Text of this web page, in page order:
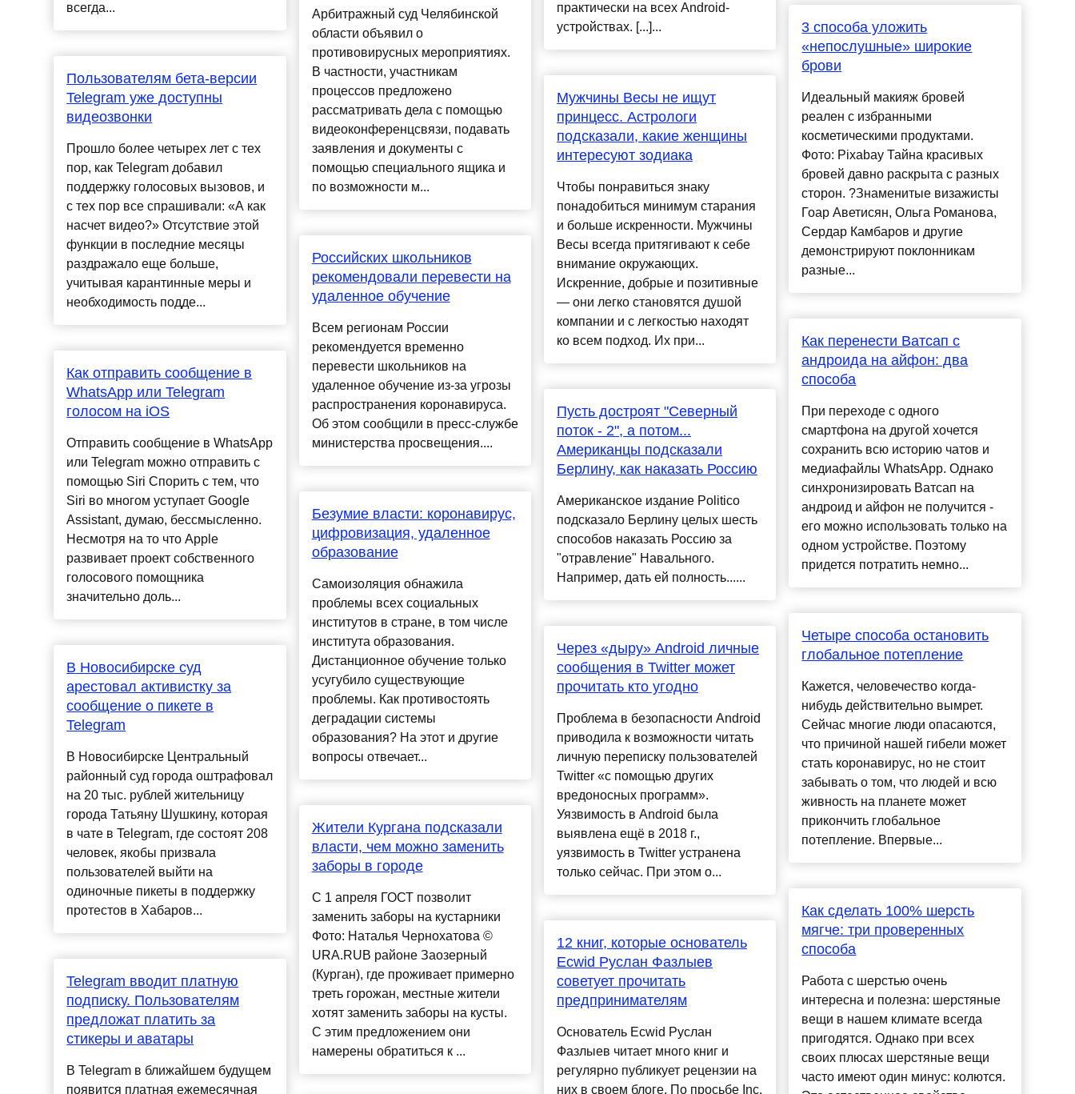
всегда...
Пользователям бета-версии
Telegram уже доступны
видеозвонки
Прошло более четырех лет с тех
пор, как Telegram добавил
поддержку голосовых вызовов, и
с тех пор все спрашивали: «А как
насчет видео?» Отсутствие этой
функции в последние месяцы
раздражало еще больше,
учитывая карантинные меры и
необходимость подде...
Как отправить сообщение в
WhatsApp или Telegram
голосом на iOS
Отправить сообщение в WhatsApp
или Telegram можно отправить с
помощью Siri Спорить с тем, что
Siri во многом уступает Google
Assistant, думаю, бессмысленно.
Несмотря на то что Apple
развивает проект собственного
голосового помощника
значительно доль...
В Новосибирске суд
арестовал активистку за
сообщение о пикете в
Telegram
В Новосибирске Центральный
районный суд города оштрафовал
на 20 тыс. рублей жительницу
города Татьяну Шушкину, которая
в чате в Telegram, где состоят 208
человек, якобы призвала
пользователей выйти на
одиночные пикеты в поддержку
протестов в Хабаров...
Telegram вводит платную
подписку. Пользователям
предложат платить за
стикеры и аватары
В Telegram в ближайшем будущем
появится платная ежемесячная
Арбитражный суд Челябинской
области объявил о
противовирусных мероприятиях.
В частности, участникам
процессов предложено
рассматривать дела с помощью
видеоконференцсвязи, подавать
заявления и документы с
помощью специального ящика и
по возможности м...
Российских школьников
рекомендовали перевести на
удаленное обучение
Всем регионам России
рекомендуется временно
перевести школьников на
удаленное обучение из-за угрозы
распространения коронавируса.
Об этом сообщили в пресс-службе
министерства просвещения....
Безумие власти: коронавирус,
цифровизация, удаленное
образование
Самоизоляция обнажила
проблемы всех социальных
институтов в стране, в том числе
института образования.
Дистанционное обучение только
усугубило существующие
проблемы. Как противостоять
деградации системы
образования? На этот и другие
вопросы отвечает...
Жители Кургана подсказали
власти, чем можно заменить
заборы в городе
С 1 апреля ГОСТ позволит
заменить заборы на кустарники
Фото: Наталья Чернохатова ©
URA.RUВ районе Заозерный
(Курган), где проживает примерно
треть горожан, местные жители
хотят заменить заборы на кусты.
С этим предложением они
намерены обратиться к ...
практически на всех Android-
устройствах. [...]...
Мужчины Весы не ищут
принцесс. Астрологи
подсказали, какие женщины
интересуют зодиака
Чтобы понравиться знаку
понадобиться минимум старания
и больше искренности. Мужчины
Весы всегда притягивают к себе
внимание окружающих.
Искренние, добрые и позитивные
— они легко становятся душой
компании и с легкостью находят
ко всем подход. Их при...
Пусть достроят "Северный
поток - 2", а потом...
Американцы подсказали
Берлину, как наказать Россию
Американское издание Politico
подсказало Берлину целых шесть
способов наказать Россию за
"отравление" Навального.
Например, дать ей полность......
Через «дыру» Android личные
сообщения в Twitter может
прочитать кто угодно
Проблема в безопасности Android
приводила к возможности читать
личную переписку пользователей
Twitter «с помощью других
вредоносных программ».
Уязвимость в Android была
выявлена ещё в 2018 г.,
уязвимость в Twitter устранена
только сейчас. При этом о...
12 книг, которые основатель
Ecwid Руслан Фазлыев
советует прочитать
предпринимателям
Основатель Ecwid Руслан
Фазлыев читает много книг и
регулярно публикует рецензии на
них в своем блоге. По просьбе Inc.
3 способа уложить
«непослушные» широкие
брови
Идеальный макияж бровей
реален с избранными
косметическими продуктами.
Фото: Pixabay Тайна красивых
бровей давно раскрыта с разных
сторон. ?Знаменитые визажисты
Гоар Аветисян, Ольга Романова,
Сердар Камбаров и другие
демонстрируют поклонникам
разные...
Как перенести Ватсап с
андроида на айфон: два
способа
При переходе с одного
смартфона на другой хочется
сохранить всю историю чатов и
медиафайлы WhatsApp. Однако
синхронизировать Ватсап на
андроид и айфон не получится -
его можно использовать только на
одном устройстве. Поэтому
придется потратить немно...
Четыре способа остановить
глобальное потепление
Кажется, человечество когда-
нибудь действительно вымрет.
Сейчас многие люди опасаются,
что причиной нашей гибели может
стать коронавирус, но не стоит
забывать о том, что людей и всю
живность на планете может
прикончить глобальное
потепление. Впервые...
Как сделать 100% шерсть
мягче: три проверенных
способа
Работа с шерстью очень
интересна и полезна: шерстяные
вещи в нашем климате всегда
пригодятся. Однако при всех
своих плюсах шерстяные вещи
часто имеют один минус: колются.